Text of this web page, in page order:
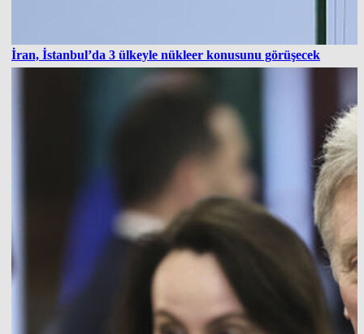
İran, İstanbul’da 3 ülkeyle nükleer konusunu görüşecek